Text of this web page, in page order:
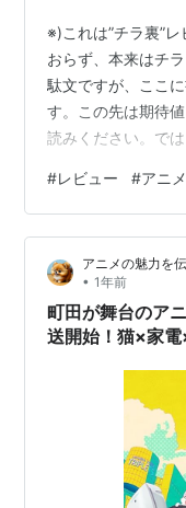
※)これは”チラ裏”
おらず、本来はチ
駄文ですが、ここ
す。この先は期待
読みください。で
https://
4〜6月期のアニメ
らなかったので一
娘と一緒に見てい
まった笑。猫型宇
#レビュー #アニメ
アニメの魅力を
• 1年前
町田が舞台のア
送開始！猫×家電